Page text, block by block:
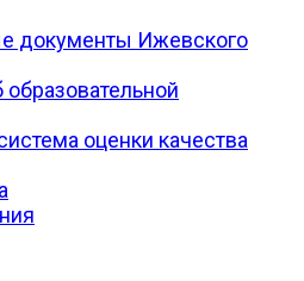
документы Ижевского
оценки качества